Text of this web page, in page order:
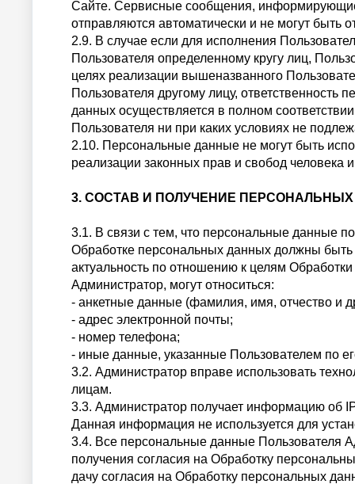
Сайте. Сервисные сообщения, информирующие
отправляются автоматически и не могут быть
2.9. В случае если для исполнения
Пользователя определенному кругу лиц,
целях реализации вышеназванного
Пользователя другому лицу, ответственность
данных осуществляется в полном
Пользователя ни при каких условиях не
2.10. Персональные данные не могут быть
реализации законных прав и свобод человека
3. СОСТАВ И ПОЛУЧЕНИЕ
3.1. В связи с тем, что персональные данные
Обработке персональных данных должны быть
актуальность по отношению к целям
Администратор, могут относиться:
- анкетные данные (фамилия, имя, отчество и
- адрес электронной почты;
- номер телефона;
- иные данные, указанные Пользователем по
3.2. Администратор вправе использовать
лицам.
3.3. Администратор получает информацию об
Данная информация не используется для
3.4. Все персональные данные Пользователя
получения согласия на Обработку
дачу согласия на Обработку персональных